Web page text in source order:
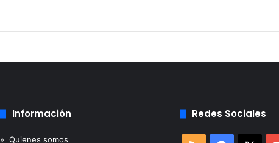
Información
» Quienes somos
Redes Sociales